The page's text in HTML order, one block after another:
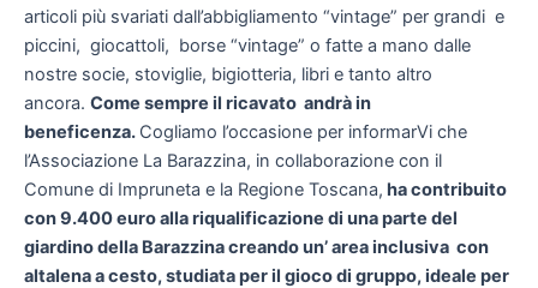
articoli più svariati dall’abbigliamento “vintage” per grandi e
piccini, giocattoli, borse “vintage” o fatte a mano dalle
nostre socie, stoviglie, bigiotteria, libri e tanto altro
ancora. Come sempre il ricavato andrà in
beneficenza. Cogliamo l’occasione per informarVi che
l’Associazione La Barazzina, in collaborazione con il
Comune di Impruneta e la Regione Toscana, ha contribuito
con 9.400 euro alla riqualificazione di una parte del
giardino della Barazzina creando un’ area inclusiva con
altalena a cesto, studiata per il gioco di gruppo, ideale per